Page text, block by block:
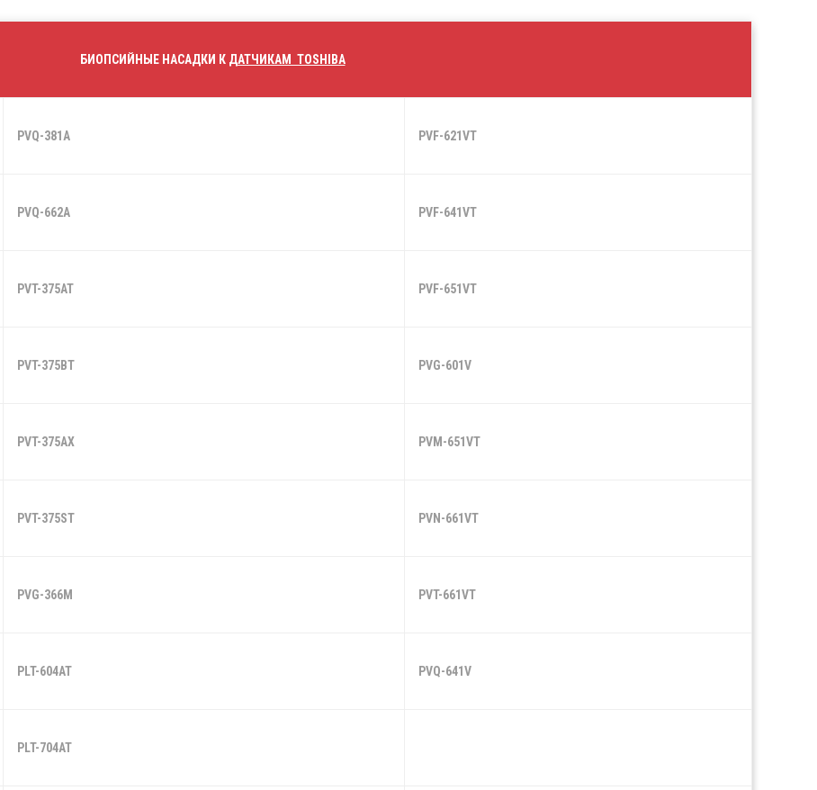
БИОПСИЙНЫЕ НАСАДКИ К ДАТЧИКАМ TOSHIBA
PVQ-381A PVF-621VT
PVQ-662A PVF-641VT
PVT-375AT PVF-651VT
PVT-375BT PVG-601V
PVT-375AX PVM-651VT
PVT-375ST PVN-661VT
PVG-366M PVT-661VT
PLT-604AT PVQ-641V
PLT-704AT